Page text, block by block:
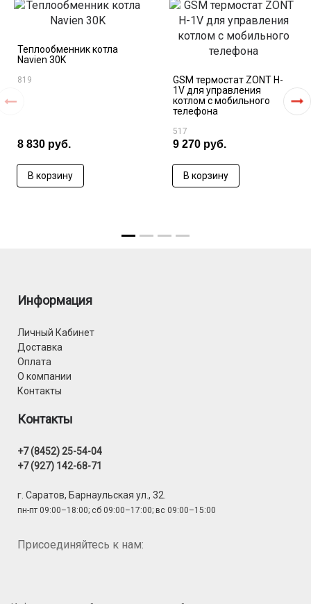
Теплообменник котла
Navien 30K
819
8 830 руб.
В корзину
GSM термостат ZONT H-
1V для управления
котлом с мобильного
телефона
517
9 270 руб.
В корзину
Информация
Личный Кабинет
Доставка
Оплата
О компании
Контакты
Контакты
+7 (8452) 25-54-04
+7 (927) 142-68-71
г. Саратов, Барнаульская ул., 32.
пн-пт 09:00–18:00; сб 09:00–17:00; вс 09:00–15:00
Присоединяйтесь к нам: